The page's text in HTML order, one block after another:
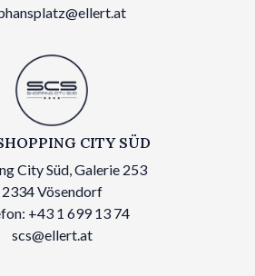
CITY SÜD
City Süd, Galerie 253
2334 Vösendorf
+43 1 699 13 74
scs@ellert.at